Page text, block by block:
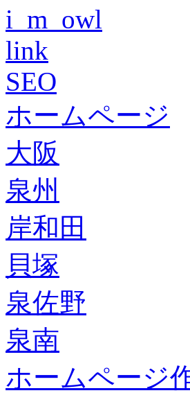
i_m_owl
link
SEO
ホームページ
大阪
泉州
岸和田
貝塚
泉佐野
泉南
ホームページ